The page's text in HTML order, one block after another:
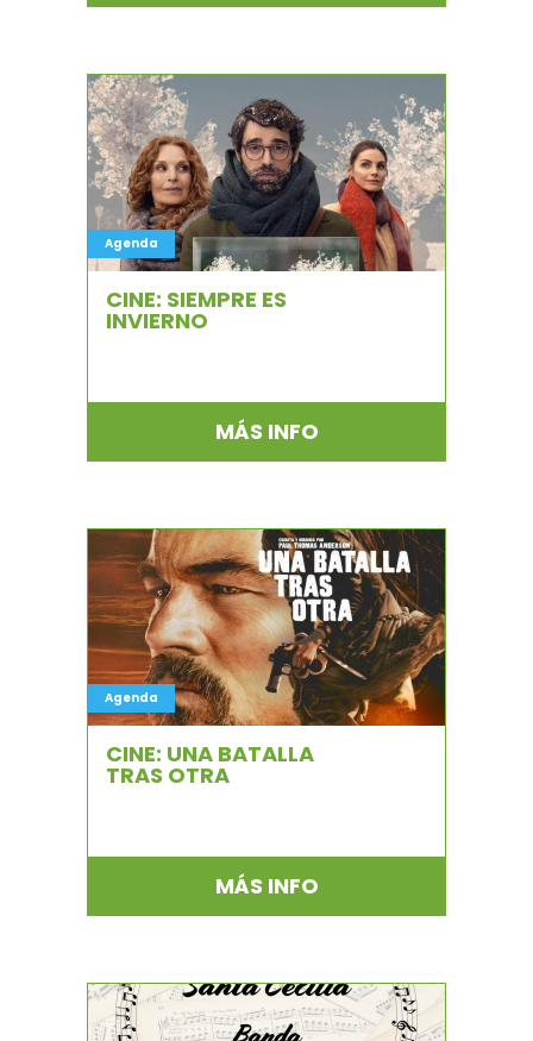
Agenda
CINE: SIEMPRE ES
INVIERNO
MÁS INFO
Agenda
CINE: UNA BATALLA
TRAS OTRA
MÁS INFO